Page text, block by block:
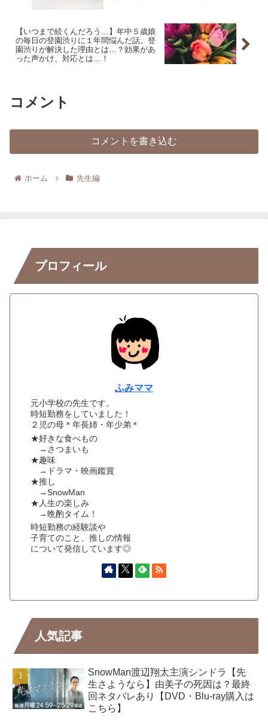
【いつまで続くんだろう…】年中５歳娘
の毎日の登園渋りに１年間悩んだ話。登
園渋りが解決した理由とは…？効果があ
った声かけ、対応とは…！
コメント
コメントを書き込む
ホーム 先生編
プロフィール
ふみママ
元小学校の先生です。
時短勤務をしていました！
２児の母＊年長姉・年少弟＊
★好きな食べもの
→さつまいも
★趣味
→ドラマ・映画鑑賞
★推し
→SnowMan
★人生の楽しみ
→晩酌タイム！
時短勤務の経験談や
子育てのこと、推しの情報
について発信しています◎
人気記事
SnowMan渡辺翔太主演シンドラ【先
生さようなら】由美子の死因は？最終
回ネタバレあり【DVD・Blu-ray購入は
こちら】